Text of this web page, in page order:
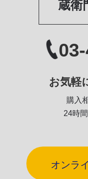
蔵衛
お気軽
購入
24時
オンラ